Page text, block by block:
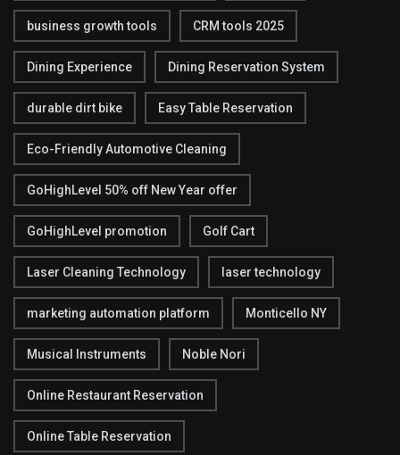
business growth tools CRM tools 2025
Dining Experience Dining Reservation System
durable dirt bike Easy Table Reservation
Eco-Friendly Automotive Cleaning
GoHighLevel 50% off New Year offer
GoHighLevel promotion Golf Cart
Laser Cleaning Technology laser technology
marketing automation platform Monticello NY
Musical Instruments Noble Nori
Online Restaurant Reservation
Online Table Reservation